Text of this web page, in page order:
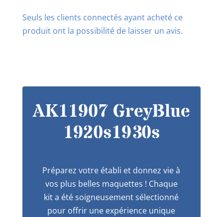
Seuls les clients connectés ayant acheté ce
produit ont la possibilité de laisser un avis.
AK11907 GreyBlue
1920s1930s
Préparez votre établi et donnez vie à
vos plus belles maquettes ! Chaque
kit a été soigneusement sélectionné
pour offrir une expérience unique